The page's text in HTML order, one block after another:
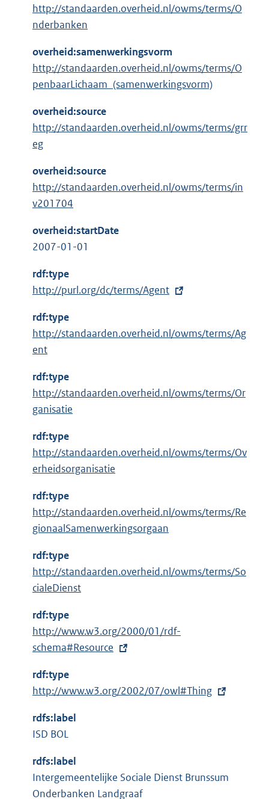
http://standaarden.overheid.nl/owms/terms/O
nderbanken
overheid:samenwerkingsvorm
http://standaarden.overheid.nl/owms/terms/O
penbaarLichaam_(samenwerkingsvorm)
overheid:source
http://standaarden.overheid.nl/owms/terms/grr
eg
overheid:source
http://standaarden.overheid.nl/owms/terms/in
v201704
overheid:startDate
2007-01-01
rdf:type
E
t
e
r
e
n
k
:
http://purl.org/dc/terms/Agent
rdf:type
http://standaarden.overheid.nl/owms/terms/Ag
ent
rdf:type
http://standaarden.overheid.nl/owms/terms/Or
ganisatie
rdf:type
http://standaarden.overheid.nl/owms/terms/Ov
erheidsorganisatie
rdf:type
http://standaarden.overheid.nl/owms/terms/Re
gionaalSamenwerkingsorgaan
rdf:type
http://standaarden.overheid.nl/owms/terms/So
cialeDienst
rdf:type
E
x
e
r
e
i
n
k
http://www.w3.org/2000/01/rdf-
schema#Resource
rdf:type
E
t
e
n
e
http://www.w3.org/2002/07/owl#Thing
rdfs:label
ISD BOL
rdfs:label
Intergemeentelijke Sociale Dienst Brunssum
Onderbanken Landgraaf